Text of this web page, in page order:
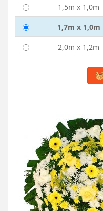
1,5m x 1,0m
1,7m x 1,0m
2,0m x 1,2m